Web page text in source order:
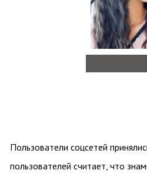
Пользователи соцсетей
пользователей считает, что